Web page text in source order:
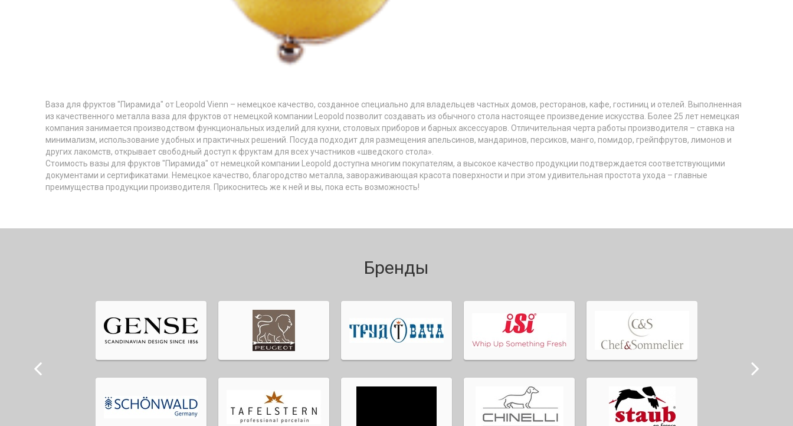
Ваза для фруктов "Пирамида" от Leopold Vienn – немецкое качество, созданное специально для владельцев частных домов, ресторанов, кафе, гостиниц и отелей. Выполненная
из качественного металла ваза для фруктов от немецкой компании Leopold позволит создавать из обычного стола настоящее произведение искусства. Более 25 лет немецкая
компания занимается производством функциональных изделий для кухни, столовых приборов и барных аксессуаров. Отличительная черта работы производителя – ставка на
минимализм, использование удобных и практичных решений. Посуда подходит для размещения апельсинов, мандаринов, персиков, манго, помидор, грейпфрутов, лимонов и
других лакомств, открывает свободный доступ к фруктам для всех участников «шведского стола».
Стоимость вазы для фруктов "Пирамида" от немецкой компании Leopold доступна многим покупателям, а высокое качество продукции подтверждается соответствующими
документами и сертификатами. Немецкое качество, благородство металла, завораживающая красота поверхности и при этом удивительная простота ухода – главные
преимущества продукции производителя. Прикоснитесь же к ней и вы, пока есть возможность!
Бренды